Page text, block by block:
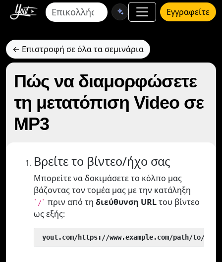
Εγγραφείτε
← Επιστροφή σε όλα τα σεμινάρια
Πώς να διαμορφώσετε
τη μετατόπιση Video σε
MP3
Βρείτε το βίντεο/ήχο σας
Μπορείτε να δοκιμάσετε το κόλπο μας
βάζοντας τον τομέα μας με την κατάληξη
`/` πριν από τη διεύθυνση URLτου βίντεο
ως εξής:
yout.com/https://www.example.com/path/to/